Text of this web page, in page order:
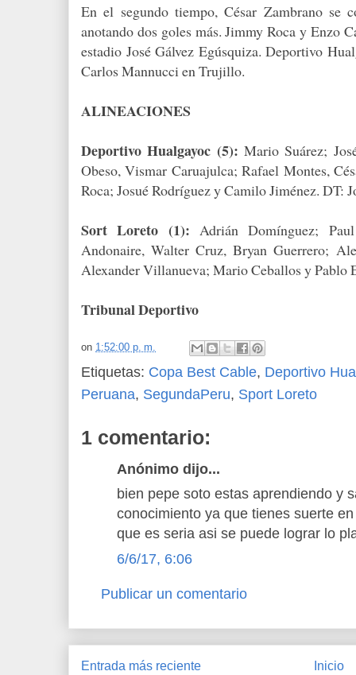
En el segundo tiempo, César Zambrano
anotando dos goles más. Jimmy Roca y Enzo
estadio José Gálvez Egúsquiza. Deportivo
Carlos Mannucci en Trujillo.
ALINEACIONES
Deportivo Hualgayoc (5): Mario Suárez;
Obeso, Vismar Caruajulca; Rafael Montes,
Roca; Josué Rodríguez y Camilo Jiménez. DT:
Sort Loreto (1): Adrián Domínguez;
Andonaire, Walter Cruz, Bryan Guerrero;
Alexander Villanueva; Mario Ceballos y Pablo
Tribunal Deportivo
on 1:52:00 p. m.
Etiquetas: Copa Best Cable, Deportivo
Peruana, SegundaPeru, Sport Loreto
1 comentario:
Anónimo dijo...
bien pepe soto estas aprendiendo y
conocimiento ya que tienes suerte
que es seria asi se puede lograr lo
6/6/17, 6:06
Publicar un comentario
Entrada más reciente Inicio